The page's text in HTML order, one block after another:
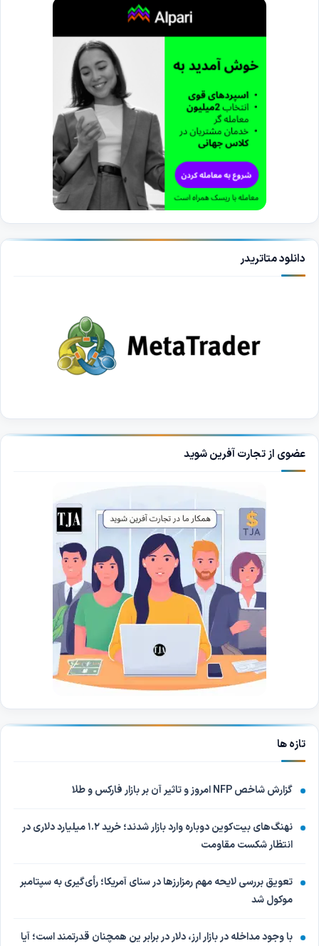
دانلود متاتریدر
عضوی از تجارت آفرین شوید
تازه ها
گزارش شاخص NFP امروز و تاثیر آن بر بازار فارکس و طلا
نهنگ‌های بیت‌کوین دوباره وارد بازار شدند؛ خرید ۱.۲ میلیارد دلاری در
انتظار شکست مقاومت
تعویق بررسی لایحه مهم رمزارزها در سنای آمریکا؛ رأی‌گیری به سپتامبر
موکول شد
با وجود مداخله در بازار ارز، دلار در برابر ین همچنان قدرتمند است؛ آیا